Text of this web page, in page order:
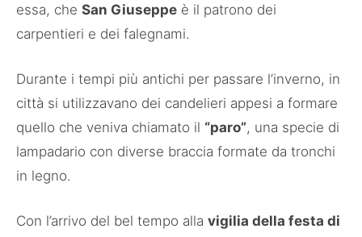
essa, che San Giuseppe è il patrono dei
carpentieri e dei falegnami.
Durante i tempi più antichi per passare l’inverno, in
città si utilizzavano dei candelieri appesi a formare
quello che veniva chiamato il “paro”, una specie di
lampadario con diverse braccia formate da tronchi
in legno.
Con l’arrivo del bel tempo alla vigilia della festa di